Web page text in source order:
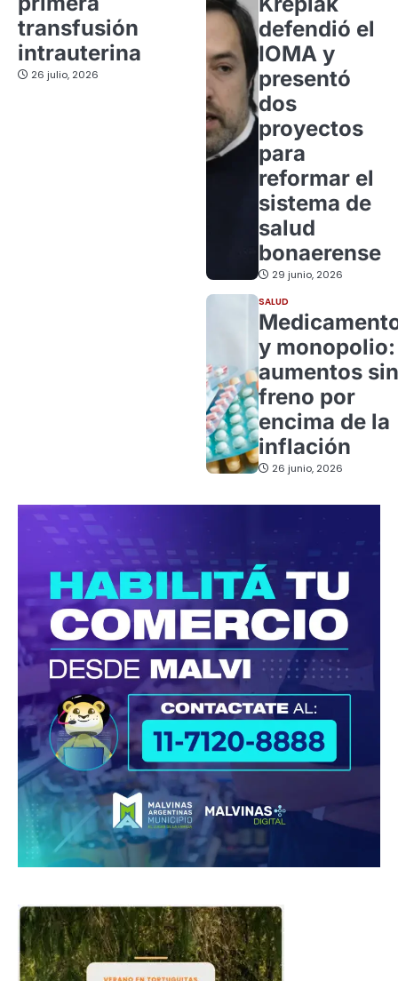
transfusión
intrauterina
26 julio, 2026
defendió el
IOMA y
presentó
dos
proyectos
para
reformar el
sistema de
salud
bonaerense
29 junio, 2026
SALUD
y monopolio:
aumentos sin
freno por
encima de la
inflación
26 junio, 2026